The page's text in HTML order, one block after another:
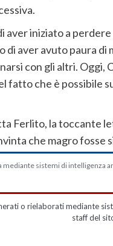
iniziato a
di aver avuto paura di
con gli altri. Oggi,
fatto che è possibile
mediante sistemi di intelligenza
o rielaborati mediante
staff del